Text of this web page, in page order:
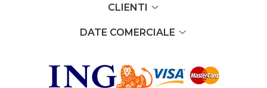
CLIENTI
DATE COMERCIALE